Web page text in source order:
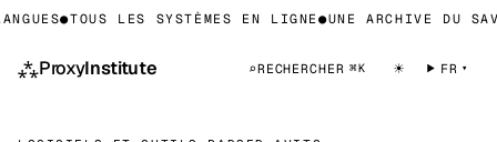
●TOUS LES SYSTÈMES EN LIGNE●UNE ARCHIVE DU
⁂ProxyInstitute ⌕RECHERCHER ⌘K ☀ FR